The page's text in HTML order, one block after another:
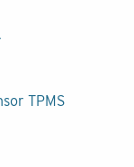
TPMS